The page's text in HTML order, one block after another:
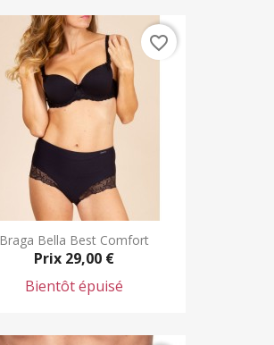
Braga Bella Best Comfort
Prix 29,00 €
Bientôt épuisé
favorite_border